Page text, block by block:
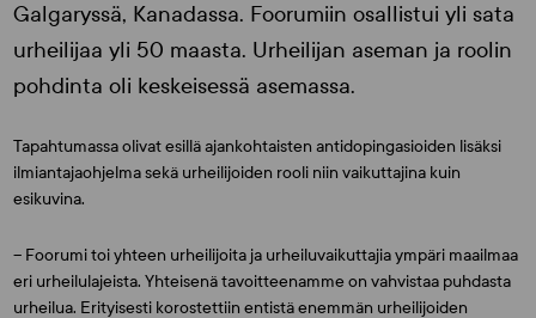
Galgaryssä, Kanadassa. Foorumiin osallistui yli sata
urheilijaa yli 50 maasta. Urheilijan aseman ja roolin
pohdinta oli keskeisessä asemassa.
Tapahtumassa olivat esillä ajankohtaisten antidopingasioiden lisäksi
ilmiantajaohjelma sekä urheilijoiden rooli niin vaikuttajina kuin
esikuvina.
– Foorumi toi yhteen urheilijoita ja urheiluvaikuttajia ympäri maailmaa
eri urheilulajeista. Yhteisenä tavoitteenamme on vahvistaa puhdasta
urheilua. Erityisesti korostettiin entistä enemmän urheilijoiden